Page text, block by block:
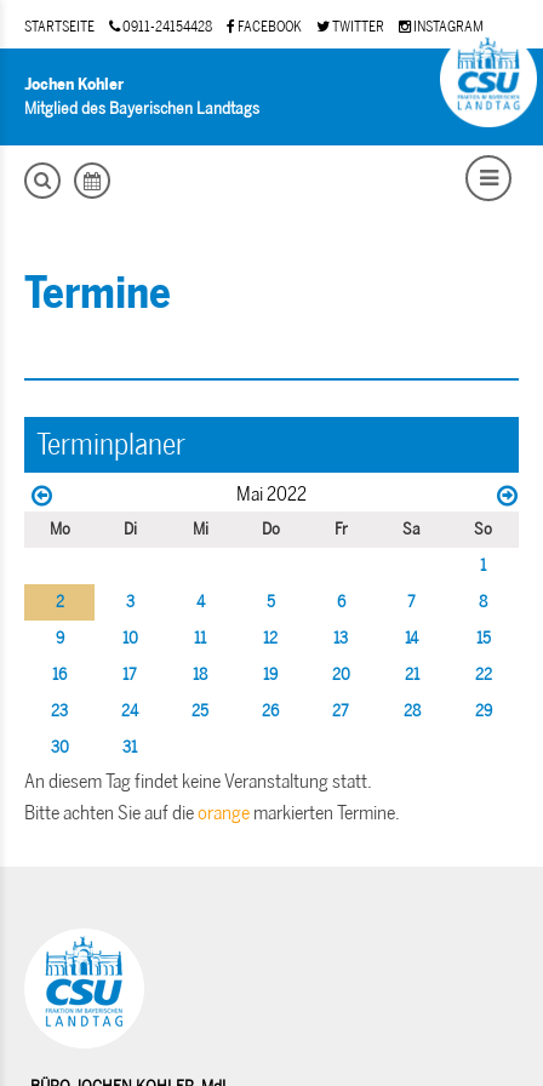
STARTSEITE 0911-24154428 FACEBOOK TWITTER INSTAGRAM
Jochen Kohler
Mitglied des Bayerischen Landtags
Termine
Terminplaner
Mai 2022
Mo Di Mi Do Fr Sa
So
1
2
3 4 5 6 7
8
9
10 11 12 13 14
15
16
17 18 19 20 21
22
23
24 25 26 27 28
29
30
31
An diesem Tag findet keine Veranstaltung statt.
Bitte achten Sie auf dieorange markierten Termine.